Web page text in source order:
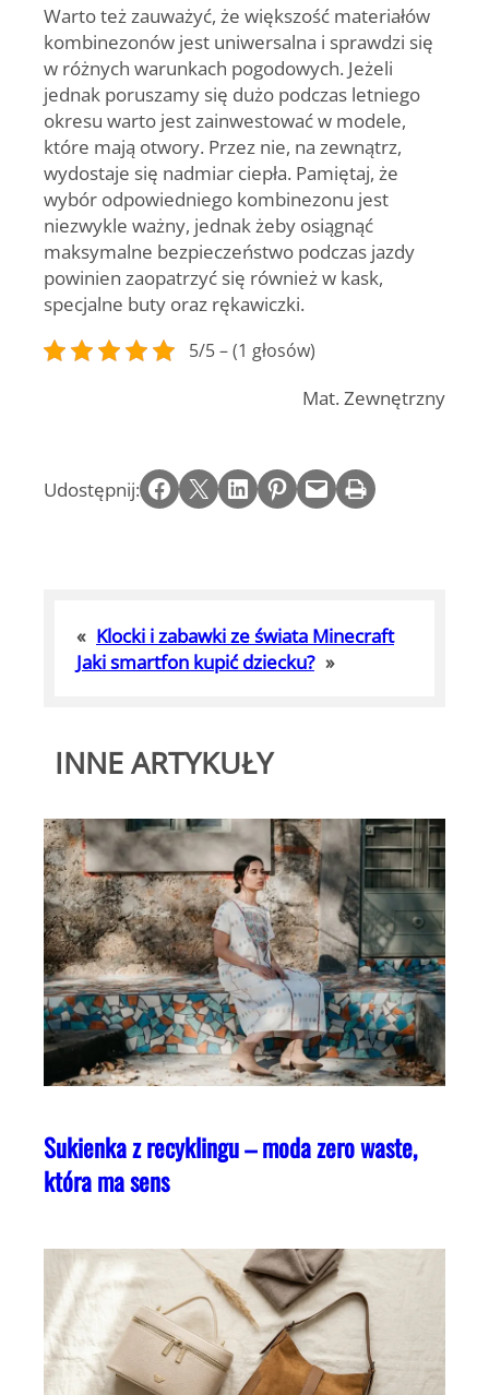
Warto też zauważyć, że większość materiałów
kombinezonów jest uniwersalna i sprawdzi się
w różnych warunkach pogodowych. Jeżeli
jednak poruszamy się dużo podczas letniego
okresu warto jest zainwestować w modele,
które mają otwory. Przez nie, na zewnątrz,
wydostaje się nadmiar ciepła. Pamiętaj, że
wybór odpowiedniego kombinezonu jest
niezwykle ważny, jednak żeby osiągnąć
maksymalne bezpieczeństwo podczas jazdy
powinien zaopatrzyć się również w kask,
specjalne buty oraz rękawiczki.
5/5 – (1 głosów)
Mat. Zewnętrzny
Udostępnij: Share on Facebook Email this Page Share on LinkedIn Share on Pinterest Email this Page Print this Page
« Klocki i zabawki ze świata Minecraft
Jaki smartfon kupić dziecku? »
INNE ARTYKUŁY
Sukienka z recyklingu – moda zero waste,
która ma sens